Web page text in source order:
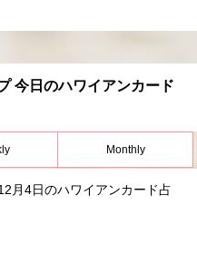
今日のハワイアンカード
Monthly
月4日のハワイアンカード占